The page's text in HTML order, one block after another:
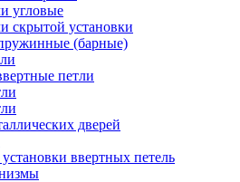
угловые
скрытой установки
(барные)
петли
дверей
ввертных петель